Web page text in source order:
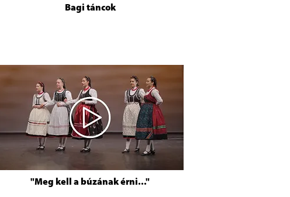
Bagi táncok
"Meg kell a búzának érni..."